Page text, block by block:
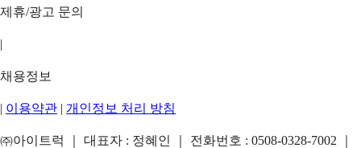
제휴/광고 문의
|
채용정보
| 이용약관 | 개인정보 처리 방침
㈜아이트럭 ｜ 대표자 : 정혜인 ｜ 전화번호 : 0508-0328-7002